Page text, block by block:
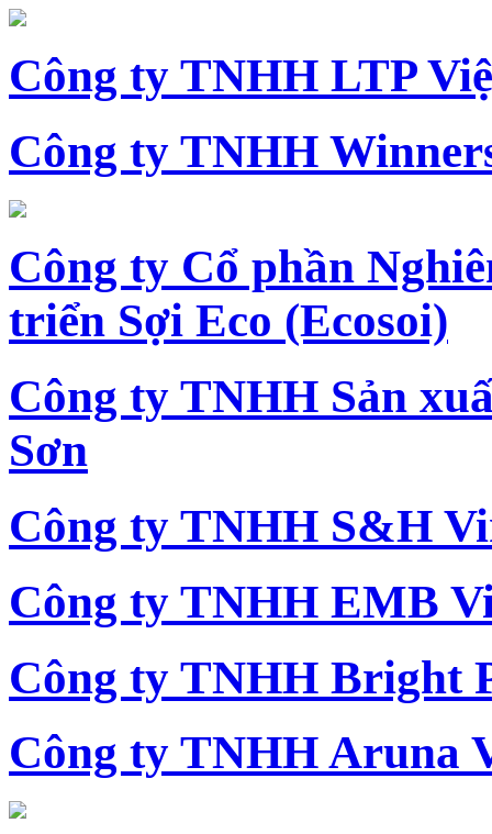
Công ty TNHH LTP
Công ty TNHH
Công ty Cổ phần
triển Sợi Eco (Ecosoi)
Công ty TNHH Sản
Sơn
Công ty TNHH S&H
Công ty TNHH EMB
Công ty TNHH Bright
Công ty TNHH Aruna